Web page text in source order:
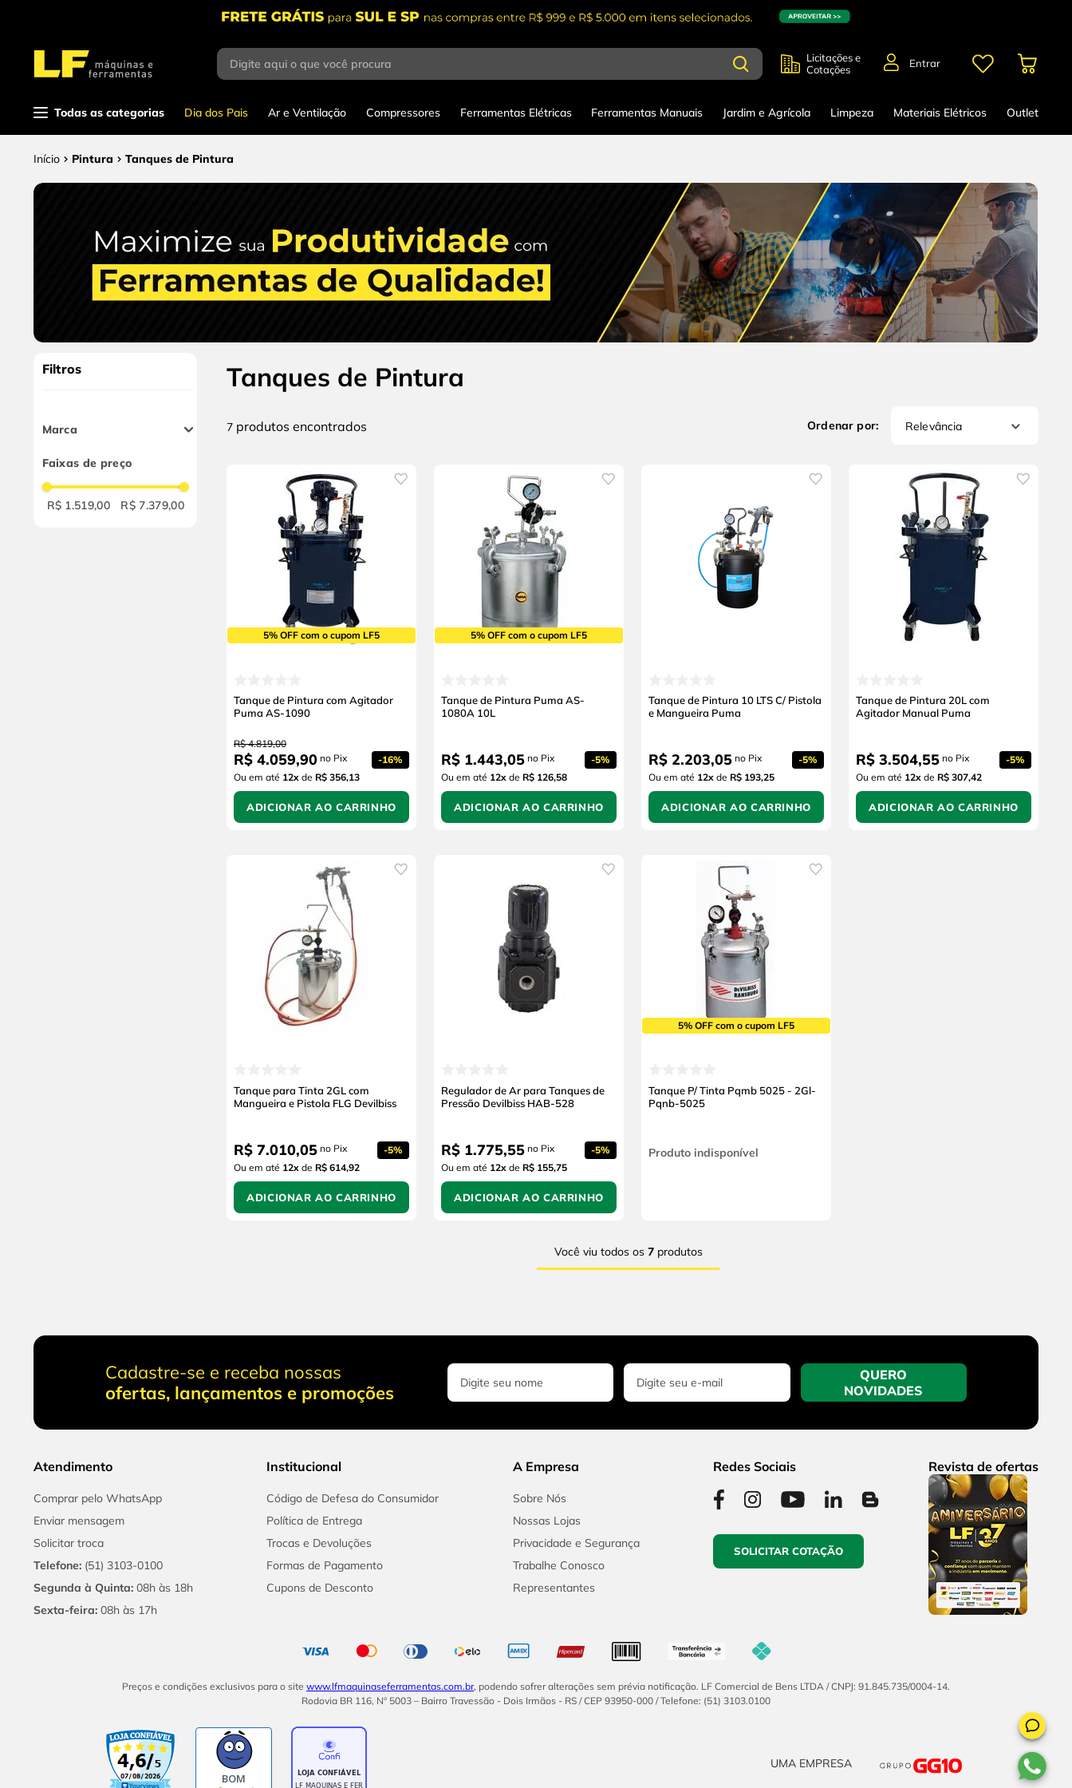
Digite aqui o que você procura
Licitações e
Cotações
Entrar
Todas as categorias Dia dos Pais Ar e Ventilação Compressores Ferramentas Elétricas Ferramentas Manuais Jardim e Agrícola Limpeza Materiais Elétricos Outlet
Pintura Tanques de Pintura
Filtros
Marca
Devilbiss
Faixas de preço
R$ 1.519,00 R$ 7.379,00
Tanques de Pintura
7 produtos Relevância
5% OFF com o cupom LF5
Tanque de Pintura com Agitador
Puma AS-1090
R$ 4.819,00
R$ 4.059,90 no Pix -16%
Ou em até 12x de R$ 356,13
ADICIONAR AO CARRINHO
5% OFF com o cupom LF5
Tanque de Pintura Puma AS-
1080A 10L
R$ 1.443,05 no Pix -5%
Ou em até 12x de R$ 126,58
ADICIONAR AO CARRINHO
Tanque de Pintura 10 LTS C/ Pistola
e Mangueira Puma
R$ 2.203,05 no Pix -5%
Ou em até 12x de R$ 193,25
ADICIONAR AO CARRINHO
Tanque de Pintura 20L com
Agitador Manual Puma
R$ 3.504,55 no Pix -5%
Ou em até 12x de R$ 307,42
ADICIONAR AO CARRINHO
Tanque para Tinta 2GL com
Mangueira e Pistola FLG Devilbiss
R$ 7.010,05 no Pix -5%
Ou em até 12x de R$ 614,92
ADICIONAR AO CARRINHO
Regulador de Ar para Tanques de
Pressão Devilbiss HAB-528
R$ 1.775,55 no Pix -5%
Ou em até 12x de R$ 155,75
ADICIONAR AO CARRINHO
5% OFF com o cupom LF5
Tanque P/ Tinta Pqmb 5025 - 2Gl-
Pqnb-5025
Produto indisponível
Você viu todos os 7produtos
Cadastre-se e receba nossas
ofertas, lançamentos e promoções
QUERO
NOVIDADES
Atendimento
Comprar pelo WhatsApp
Enviar mensagem
Solicitar troca
Telefone: (51) 3103-0100
Segunda à Quinta: 08h às 18h
Sexta-feira: 08h às 17h
Institucional
Código de Defesa do Consumidor
Política de Entrega
Trocas e Devoluções
Formas de Pagamento
Cupons de Desconto
A Empresa
Sobre Nós
Nossas Lojas
Privacidade e Segurança
Trabalhe Conosco
Representantes
Redes Sociais
SOLICITAR COTAÇÃO
Revista de ofertas
Preços e condições exclusivos para o site www.lfmaquinaseferramentas.com.br, podendo sofrer alterações sem prévia notificação. LF Comercial de Bens LTDA / CNPJ: 91.845.735/0004-14.
Rodovia BR 116, Nº 5003 – Bairro Travessão - Dois Irmãos - RS / CEP 93950-000 / Telefone: (51) 3103.0100
BOM
UMA EMPRESA
Termos mais
buscados
parafusadeira
serra circular
chave impacto